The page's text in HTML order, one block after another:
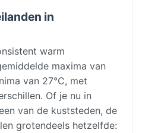
in
warm
maxima van
van 27°C, met
Of je nu in
van de kuststeden, de
grotendeels hetzelfde: